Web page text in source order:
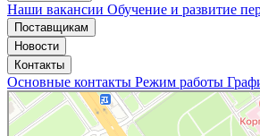
Наши вакансии Обучение и развитие
Поставщикам
Новости
Контакты
Основные контакты Режим работы
«Нижегородская областная клиническая больница
Отделение больницы, госпиталя в Нижнем Новгороде
Больница для взрослых в Нижнем Новгороде